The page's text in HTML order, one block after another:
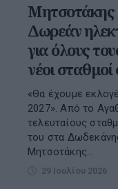
Μητσοτάκης
Δωρεάν
για όλους
νέοι
«Θα έχουμε
2027». Από το
τελευταίους
του στα
Μητσοτάκης...
29 Ιουλίου 2026